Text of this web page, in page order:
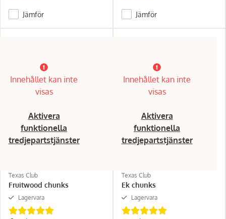
Jämför Jämför
Innehållet kan inte
visas
Aktivera
funktionella
tredjepartstjänster
Texas Club
Fruitwood chunks
Lagervara
Innehållet kan inte
visas
Aktivera
funktionella
tredjepartstjänster
Texas Club
Ek chunks
Lagervara